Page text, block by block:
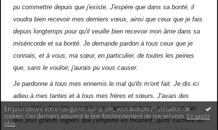
En poursuivant votre navigation sur ce site, vous acceptez l'utilisation de
cookies. Ces derniers assurent le bon fonctionnement de nos services. En savoir
plus.
pu commettre depuis que j'existe. J'espère que dans sa bonté, il
voudra bien recevoir mes derniers vœux, ainsi que ceux que je fais
depuis longtemps pour qu'il veuille bien recevoir mon âme dans sa
miséricorde et sa bonté. Je demande pardon à tous ceux que je
connais, et à vous, ma sœur, en particulier, de toutes les peines
que, sans le vouloir, j'aurais pu vous causer.
Je pardonne à tous mes ennemis le mal qu'ils m'ont fait. Je dis ici
adieu à mes tantes et à tous mes frères et sœurs. J'avais des
amis; l'idée d'en être séparée pour jamais et leurs peines sont un
des plus grands regrets que j'emporte en mourant; qu'ils sachent du